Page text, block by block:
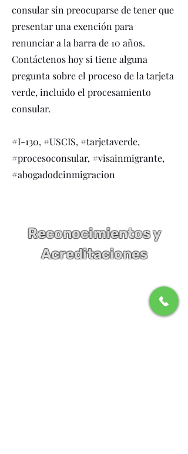
consular sin preocuparse de tener que
presentar una exención para
renunciar a la barra de 10 años.
Contáctenos hoy si tiene alguna
pregunta sobre el proceso de la tarjeta
verde, incluido el procesamiento
consular.
#I-130, #USCIS, #tarjetaverde,
#procesoconsular, #visainmigrante,
#abogadodeinmigracion
Reconocimientos y
Acreditaciones